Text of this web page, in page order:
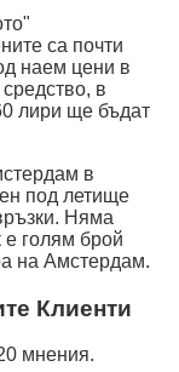
са почти
наем цени в
в
лири ще бъдат
в
под летище
Няма
е голям брой
на Амстердам.
Клиенти
мнения.